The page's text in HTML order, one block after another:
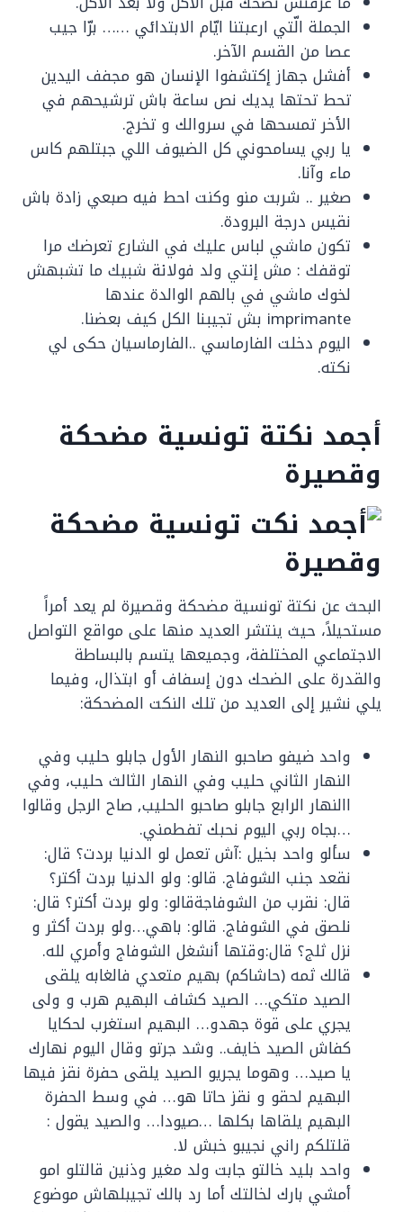
الجملة الّتي ارعبتنا ايّام الابتدائي …… برّا جيب
عصا من القسم الآخر.
أفشل جهاز إكتشفوا الإنسان هو مجفف اليدين
تحط تحتها يديك نص ساعة باش ترشيحهم في
الأخر تمسحها في سروالك و تخرج.
يا ربي يسامحوني كل الضيوف اللي جبتلهم كاس
ماء وآنا.
صغير .. شربت منو وكنت احط فيه صبعي زادة باش
نقيس درجة البرودة.
ﺗﻜﻮن ﻣﺎﺷﻲ ﻟﺒﺎس ﻋﻠﻴﻚ ﻓﻲ اﻟﺸﺎرع ﺗﻌﺮﺿﻚ ﻣﺮا
ﺗﻮﻗﻔﻚ : ﻣﺶ إﻧﺘﻲ وﻟﺪ ﻓﻮﻻﻧﺔ ﺷﺒﻴﻚ ﻣﺎ ﺗﺸﺒﻬﺶ
ﻟﺨﻮك ﻣﺎﺷﻲ ﻓﻲ ﺑﺎﻟﻬﻢ اﻟﻮاﻟﺪة ﻋﻨﺪﻫﺎ
imprimante ﺑﺶ ﺗﺠﻴﺒﻨﺎ اﻟﻜﻞ ﻛﻴﻒ بعضنا.
اليوم دخلت الفارماسي ..الفارماسيان حكى لي
نكته.
أجمد نكتة تونسية مضحكة
وقصيرة
البحث عن نكتة تونسية مضحكة وقصيرة لم يعد أمراً
مستحيلاً، حيث ينتشر العديد منها على مواقع التواصل
الاجتماعي المختلفة، وجميعها يتسم بالبساطة
والقدرة على الضحك دون إسفاف أو ابتذال، وفيما
يلي نشير إلى العديد من تلك النكت المضحكة:
واحد ضيفو صاحبو النهار الأول جابلو حليب وفي
النهار الثاني حليب وفي النهار الثالث حليب، وفي
االنهار الرابع جابلو صاحبو الحليب, صاح الرجل وقالوا
…بجاه ربي اليوم نحبك تفطمني.
سألو واحد بخيل :آش تعمل لو الدنيا بردت؟ قال:
نقعد جنب الشوفاج. قالو: ولو الدنيا بردت أكتر؟
قال: نقرب من الشوفاجةقالو: ولو بردت أكتر؟ قال:
نلصق في الشوفاج. قالو: باهي…ولو بردت أكثر و
نزل ثلج؟ قال:وقتها أنشغل الشوفاج وأمري لله.
قالك ثمه (حاشاكم) بهيم متعدي فالغابه يلقى
الصيد متكي… الصيد كشاف البهيم هرب و ولى
يجري على قوة جهدو… البهيم استغرب لحكايا
كفاش الصيد خايف.. وشد جرتو وقال اليوم نهارك
يا صيد… وهوما يجريو الصيد يلقى حفرة نقز فيها
البهيم لحقو و نقز حاتا هو… في وسط الحفرة
البهيم يلقاها بكلها …صيودا… والصيد يقول :
قلتلكم راني نجيبو خبش لا.
واحد بليد خالتو جابت ولد مغير وذنين قالتلو امو
أمشي بارك لخالتك أما رد بالك تجيبلهاش موضوع